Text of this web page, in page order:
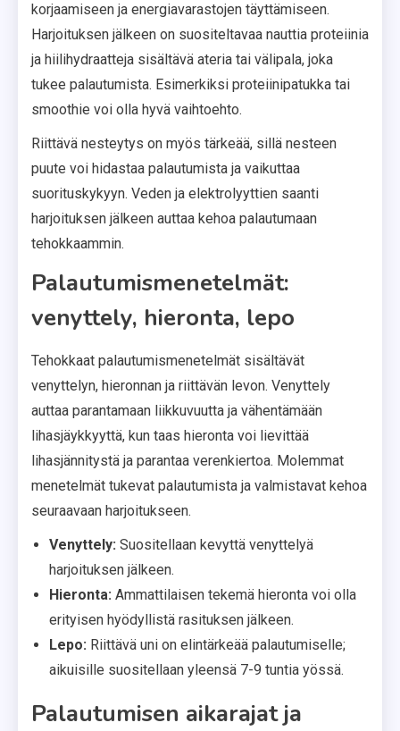
korjaamiseen ja energiavarastojen täyttämiseen.
Harjoituksen jälkeen on suositeltavaa nauttia proteiinia
ja hiilihydraatteja sisältävä ateria tai välipala, joka
tukee palautumista. Esimerkiksi proteiinipatukka tai
smoothie voi olla hyvä vaihtoehto.
Riittävä nesteytys on myös tärkeää, sillä nesteen
puute voi hidastaa palautumista ja vaikuttaa
suorituskykyyn. Veden ja elektrolyyttien saanti
harjoituksen jälkeen auttaa kehoa palautumaan
tehokkaammin.
Palautumismenetelmät:
venyttely, hieronta, lepo
Tehokkaat palautumismenetelmät sisältävät
venyttelyn, hieronnan ja riittävän levon. Venyttely
auttaa parantamaan liikkuvuutta ja vähentämään
lihasjäykkyyttä, kun taas hieronta voi lievittää
lihasjännitystä ja parantaa verenkiertoa. Molemmat
menetelmät tukevat palautumista ja valmistavat kehoa
seuraavaan harjoitukseen.
Venyttely: Suositellaan kevyttä venyttelyä
harjoituksen jälkeen.
Hieronta: Ammattilaisen tekemä hieronta voi olla
erityisen hyödyllistä rasituksen jälkeen.
Lepo: Riittävä uni on elintärkeää palautumiselle;
aikuisille suositellaan yleensä 7-9 tuntia yössä.
Palautumisen aikarajat ja